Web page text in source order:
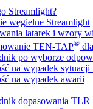
Streamlight?
węgielne Streamlight
latarek i wzory
TEN-TAP®
po wyborze
na wypadek
na wypadek awarii
dopasowania TLR